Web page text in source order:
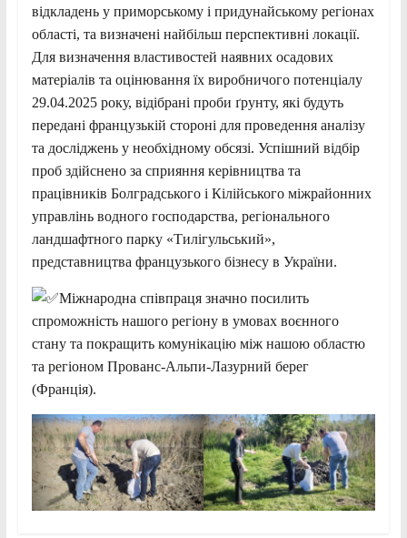
відкладень у приморському і придунайському регіонах
області, та визначені найбільш перспективні локації.
Для визначення властивостей наявних осадових
матеріалів та оцінювання їх виробничого потенціалу
29.04.2025 року, відібрані проби ґрунту, які будуть
передані французькій стороні для проведення аналізу
та досліджень у необхідному обсязі. Успішний відбір
проб здійснено за сприяння керівництва та
працівників Болградського і Кілійського міжрайонних
управлінь водного господарства, регіонального
ландшафтного парку «Тилігульський»,
представництва французького бізнесу в України.
Міжнародна співпраця значно посилить
спроможність нашого регіону в умовах воєнного
стану та покращить комунікацію між нашою областю
та регіоном Прованс-Альпи-Лазурний берег
(Франція).